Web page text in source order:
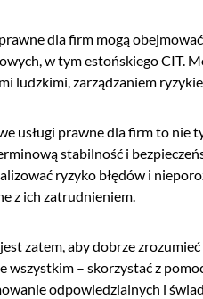
dla firm mogą
w tym estońskiego CIT.
ludzkimi, zarządzaniem
usługi prawne dla firm to nie
stabilność i
ryzyko błędów i
z ich zatrudnieniem.
zatem, aby dobrze
wszystkim – skorzystać z
odpowiedzialnych i